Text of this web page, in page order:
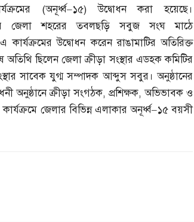
(অনূর্ধ্ব–১৫)উদ্বোধন করা হয়েছে।
জেলা শহরের তবলছড়ি সবুজ সংঘ মাঠে
উদ্বোধন করেন রাঙামাটির অতিরিক্ত
ছিলেন জেলা ক্রীড়া সংস্থার এডহক কমিটির
সাবেক যুগ্ম সম্পাদক আব্দুস সবুর। অনুষ্ঠানের
অনুষ্ঠানে ক্রীড়া সংগঠক,প্রশিক্ষক,অভিভাবক ও
কার্যক্রমে জেলার বিভিন্ন এলাকার অনূর্ধ্ব–১৫ বয়সী